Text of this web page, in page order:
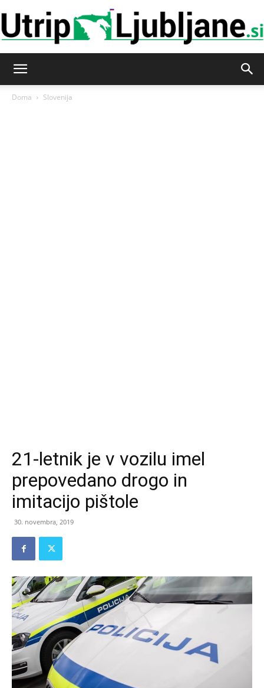
Doma Slovenija
21-letnik je v vozilu imel
prepovedano drogo in
imitacijo pištole
30. novembra, 2019